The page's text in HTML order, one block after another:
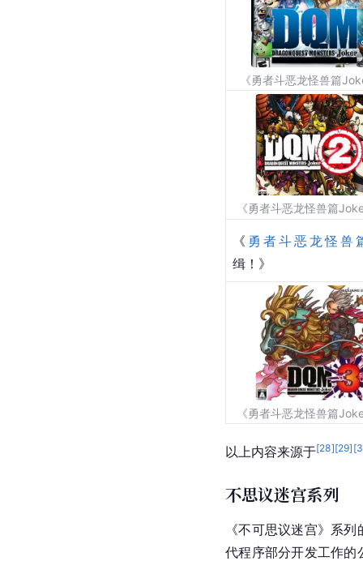
《勇者斗恶龙怪兽篇
《勇者斗恶龙怪兽篇
《 勇者斗恶龙怪兽
缉！》
《勇者斗恶龙怪兽篇
以上内容来源于[28][29] [
不思议迷宫系列
《不可思议迷宫》系
代程序部分开发工作的